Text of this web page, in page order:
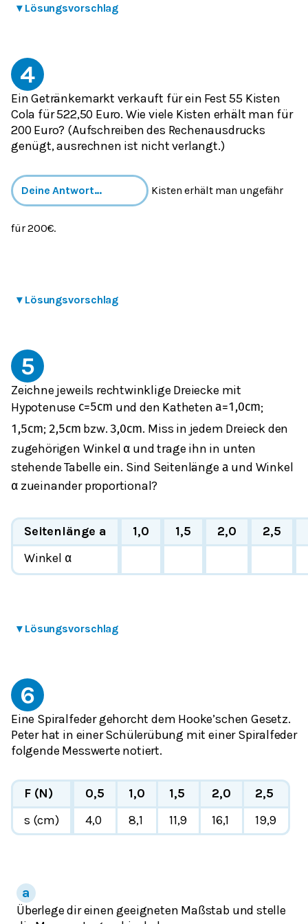
▾ Lösungsvorschlag
4
Ein Getränkemarkt verkauft für ein Fest 55 Kisten
Cola für 522,50 Euro. Wie viele Kisten erhält man für
200 Euro? (Aufschreiben des Rechenausdrucks
genügt, ausrechnen ist nicht verlangt.)
Kisten erhält man ungefähr
für 200€.
▾ Lösungsvorschlag
5
Zeichne jeweils rechtwinklige Dreiecke mit
Hypotenuse c=5cm und den Kathetena=1,0cm;
1,5cm; 2,5cm bzw.3,0cm. Miss in jedem Dreieck den
zugehörigen Winkel α und trage ihn in unten
stehende Tabelle ein. Sind Seitenlänge a und Winkel
α zueinander proportional?
Seitenlänge a 1,0 1,5 2,0 2,5
Winkel α
▾ Lösungsvorschlag
6
Eine Spiralfeder gehorcht dem Hooke’schen Gesetz.
Peter hat in einer Schülerübung mit einer Spiralfeder
folgende Messwerte notiert.
F (N) 0,5 1,0 1,5 2,0
2,5
s (cm)
4,0 8,1 11,9 16,1 19,9
Überlege dir einen geeigneten Maßstab und stelle